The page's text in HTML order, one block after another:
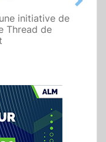
initiative de
Thread de
Next